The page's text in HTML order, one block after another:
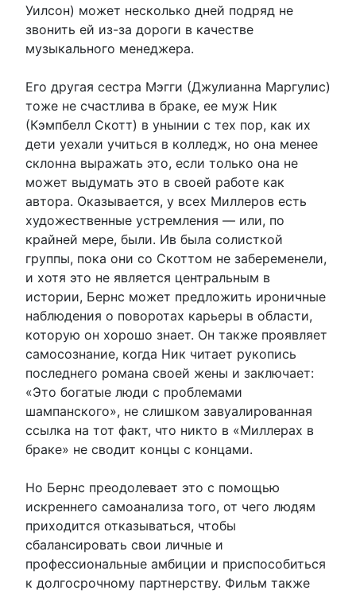
Уилсон) может несколько дней подряд не
звонить ей из-за дороги в качестве
музыкального менеджера.
Его другая сестра Мэгги (Джулианна Маргулис)
тоже не счастлива в браке, ее муж Ник
(Кэмпбелл Скотт) в унынии с тех пор, как их
дети уехали учиться в колледж, но она менее
склонна выражать это, если только она не
может выдумать это в своей работе как
автора. Оказывается, у всех Миллеров есть
художественные устремления — или, по
крайней мере, были. Ив была солисткой
группы, пока они со Скоттом не забеременели,
и хотя это не является центральным в
истории, Бернс может предложить ироничные
наблюдения о поворотах карьеры в области,
которую он хорошо знает. Он также проявляет
самосознание, когда Ник читает рукопись
последнего романа своей жены и заключает:
«Это богатые люди с проблемами
шампанского», не слишком завуалированная
ссылка на тот факт, что никто в «Миллерах в
браке» не сводит концы с концами.
Но Бернс преодолевает это с помощью
искреннего самоанализа того, от чего людям
приходится отказываться, чтобы
сбалансировать свои личные и
профессиональные амбиции и приспособиться
к долгосрочному партнерству. Фильм также